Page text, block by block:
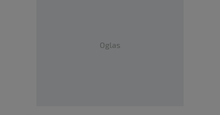
Oglas